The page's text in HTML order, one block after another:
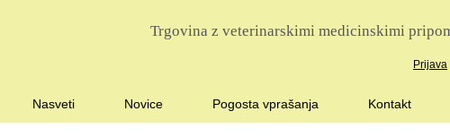
Trgovina z veterinarskimi medicinskimi
Prijava
Nasveti Novice Pogosta vprašanja Kontakt